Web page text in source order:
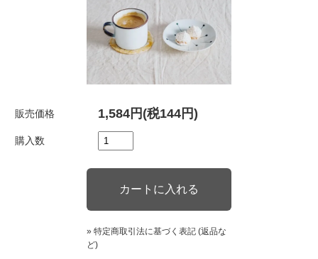
販売価格 1,584円(税144円)
購入数
» 特定商取引法に基づく表記 (返品な
ど)